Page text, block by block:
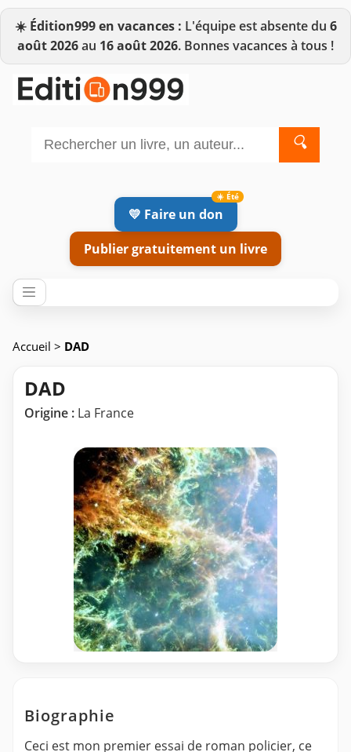
☀️ Édition999 en vacances : L'équipe est absente du 6
août 2026au 16 août 2026. Bonnes vacances à tous !
🔍
💛 Faire un don
Publier gratuitement un livre
Accueil > DAD
DAD
Origine : La France
Biographie
Ceci est mon premier essai de roman policier, ce